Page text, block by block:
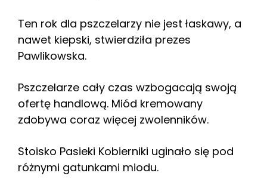
Ten rok dla pszczelarzy nie jest łaskawy, a
nawet kiepski, stwierdziła prezes
Pawlikowska.
Pszczelarze cały czas wzbogacają swoją
ofertę handlową. Miód kremowany
zdobywa coraz więcej zwolenników.
Stoisko Pasieki Kobierniki uginało się pod
różnymi gatunkami miodu.